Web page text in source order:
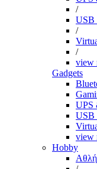
/
USB
/
/
view
Gadgets
UPS
USB
view
Hobby